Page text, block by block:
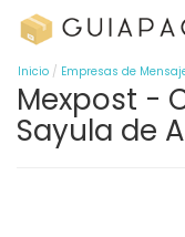
Inicio Empresas de
Mexpost -
Sayula de